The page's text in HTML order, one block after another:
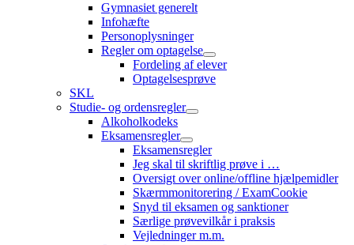
Gymnasiet generelt
Infohæfte
Personoplysninger
Regler om optagelse
Fordeling af elever
Optagelsesprøve
SKL
Studie- og ordensregler
Alkoholkodeks
Eksamensregler
Eksamensregler
Jeg skal til skriftlig prøve i …
Oversigt over online/offline hjælpemidler
Skærmmonitorering / ExamCookie
Snyd til eksamen og sanktioner
Særlige prøvevilkår i praksis
Vejledninger m.m.